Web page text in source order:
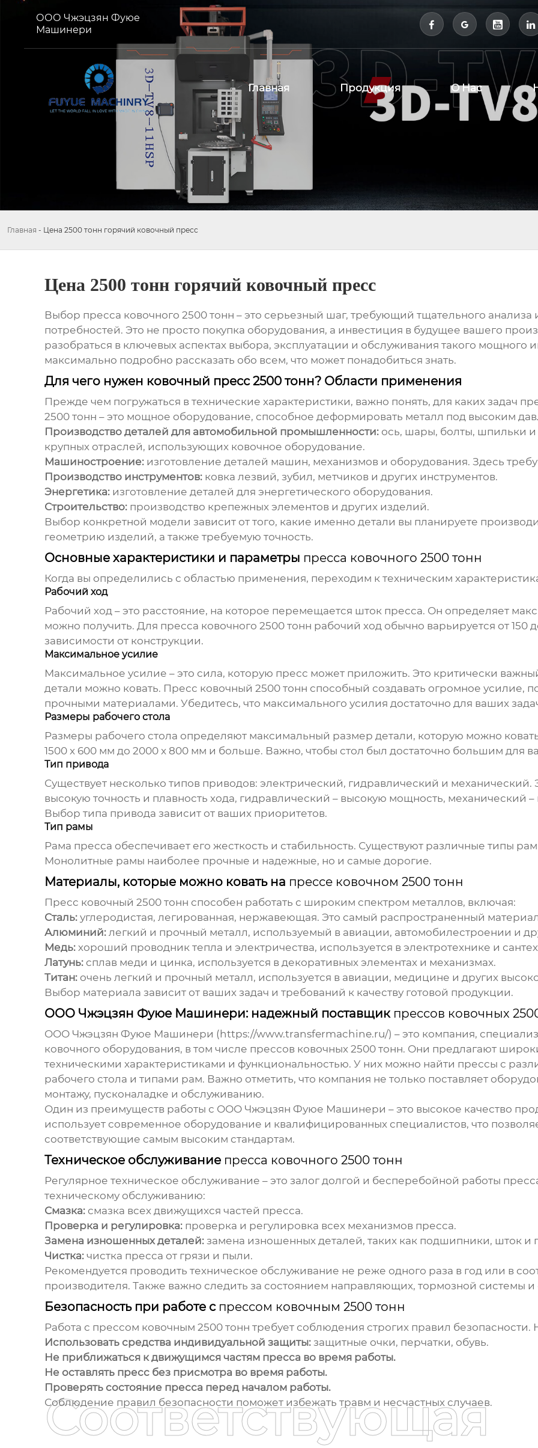
ООО Чжэцзян Фуюе
Машинери
  
Главная Продукция О Нас
Главная - Цена 2500 тонн горячий ковочный пресс
Цена 2500 тонн горячий ковочный пресс
Выбор пресса ковочного 2500 тонн – это серьезный шаг, требующий тщательного
потребностей. Это не просто покупка оборудования, а инвестиция в будущее вашего
разобраться в ключевых аспектах выбора, эксплуатации и обслуживания такого мощного
максимально подробно рассказать обо всем, что может понадобиться знать.
Для чего нужен ковочный пресс 2500 тонн? Области применения
Прежде чем погружаться в технические характеристики, важно понять, для каких задач
2500 тонн – это мощное оборудование, способное деформировать металл под высоким
Производство деталей для автомобильной промышленности:ось, шары, болты, шпильки и
крупных отраслей, использующих ковочное оборудование.
Машиностроение:изготовление деталей машин, механизмов и оборудования. Здесь
Производство инструментов:ковка лезвий, зубил, метчиков и других инструментов.
Энергетика:изготовление деталей для энергетического оборудования.
Строительство:производство крепежных элементов и других изделий.
Выбор конкретной модели зависит от того, какие именно детали вы планируете
геометрию изделий, а также требуемую точность.
Основные характеристики и параметры пресса ковочного 2500 тонн
Когда вы определились с областью применения, переходим к техническим
Рабочий ход
Рабочий ход – это расстояние, на которое перемещается шток пресса. Он определяет
можно получить. Для пресса ковочного 2500 тонн рабочий ход обычно варьируется от
зависимости от конструкции.
Максимальное усилие
Максимальное усилие – это сила, которую пресс может приложить. Это критически
детали можно ковать. Пресс ковочный 2500 тонн способный создавать огромное усилие,
прочными материалами. Убедитесь, что максимального усилия достаточно для ваших
Размеры рабочего стола
Размеры рабочего стола определяют максимальный размер детали, которую можно
1500 x 600 мм до 2000 x 800 мм и больше. Важно, чтобы стол был достаточно большим для
Тип привода
Существует несколько типов приводов: электрический, гидравлический и
высокую точность и плавность хода, гидравлический – высокую мощность, механический
Выбор типа привода зависит от ваших приоритетов.
Тип рамы
Рама пресса обеспечивает его жесткость и стабильность. Существуют различные типы
Монолитные рамы наиболее прочные и надежные, но и самые дорогие.
Материалы, которые можно ковать на прессе ковочном 2500 тонн
Пресс ковочный 2500 тонн способен работать с широким спектром металлов, включая:
Сталь:углеродистая, легированная, нержавеющая. Это самый распространенный
Алюминий:легкий и прочный металл, используемый в авиации, автомобилестроении и
Медь:хороший проводник тепла и электричества, используется в электротехнике и
Латунь:сплав меди и цинка, используется в декоративных элементах и механизмах.
Титан:очень легкий и прочный металл, используется в авиации, медицине и других
Выбор материала зависит от ваших задач и требований к качеству готовой продукции.
ООО Чжэцзян Фуюе Машинери: надежный поставщик прессов ковочных
ООО Чжэцзян Фуюе Машинери (https://www.transfermachine.ru/) – это компания,
ковочного оборудования, в том числе прессов ковочных 2500 тонн. Они предлагают
техническими характеристиками и функциональностью. У них можно найти прессы с
рабочего стола и типами рам. Важно отметить, что компания не только поставляет
монтажу, пусконаладке и обслуживанию.
Один из преимуществ работы с ООО Чжэцзян Фуюе Машинери – это высокое качество
использует современное оборудование и квалифицированных специалистов, что
соответствующие самым высоким стандартам.
Техническое обслуживание пресса ковочного 2500 тонн
Регулярное техническое обслуживание – это залог долгой и бесперебойной работы
техническому обслуживанию:
Смазка:смазка всех движущихся частей пресса.
Проверка и регулировка:проверка и регулировка всех механизмов пресса.
Замена изношенных деталей:замена изношенных деталей, таких как подшипники, шток и
Чистка:чистка пресса от грязи и пыли.
Рекомендуется проводить техническое обслуживание не реже одного раза в год или в
производителя. Также важно следить за состоянием направляющих, тормозной системы и
Безопасность при работе с прессом ковочным 2500 тонн
Работа с прессом ковочным 2500 тонн требует соблюдения строгих правил безопасности.
Использовать средства индивидуальной защиты:защитные очки, перчатки, обувь.
Не приближаться к движущимся частям пресса во время работы.
Не оставлять пресс без присмотра во время работы.
Проверять состояние пресса перед началом работы.
Соблюдение правил безопасности поможет избежать травм и несчастных случаев.
Соответствующая